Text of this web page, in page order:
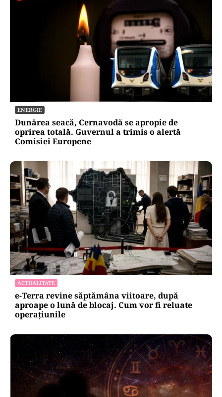
ENERGIE
Dunărea seacă, Cernavodă se apropie de
oprirea totală. Guvernul a trimis o alertă
Comisiei Europene
ACTUALITATE
e-Terra revine săptămâna viitoare, după
aproape o lună de blocaj. Cum vor fi reluate
operațiunile